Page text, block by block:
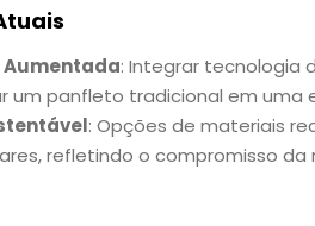
Aumentada: Integrar tecnologia
um panfleto tradicional em uma
: Opções de materiais
refletindo o compromisso